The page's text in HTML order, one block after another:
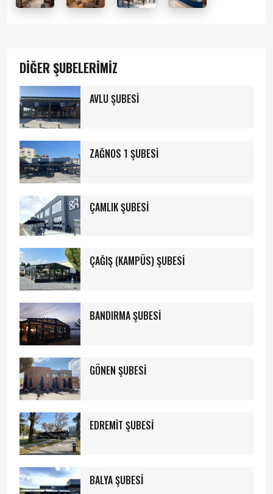
DİĞER ŞUBELERİMİZ
AVLU ŞUBESİ
ZAĞNOS 1 ŞUBESİ
ÇAMLIK ŞUBESİ
ÇAĞIŞ (KAMPÜS) ŞUBESİ
BANDIRMA ŞUBESİ
GÖNEN ŞUBESİ
EDREMİT ŞUBESİ
BALYA ŞUBESİ